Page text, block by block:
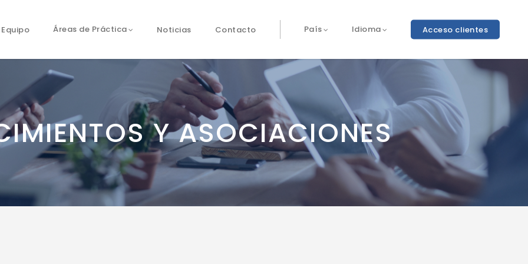
Equipo Áreas de Práctica Noticias Contacto País Idioma Acceso clientes
Y ASOCIACIONES